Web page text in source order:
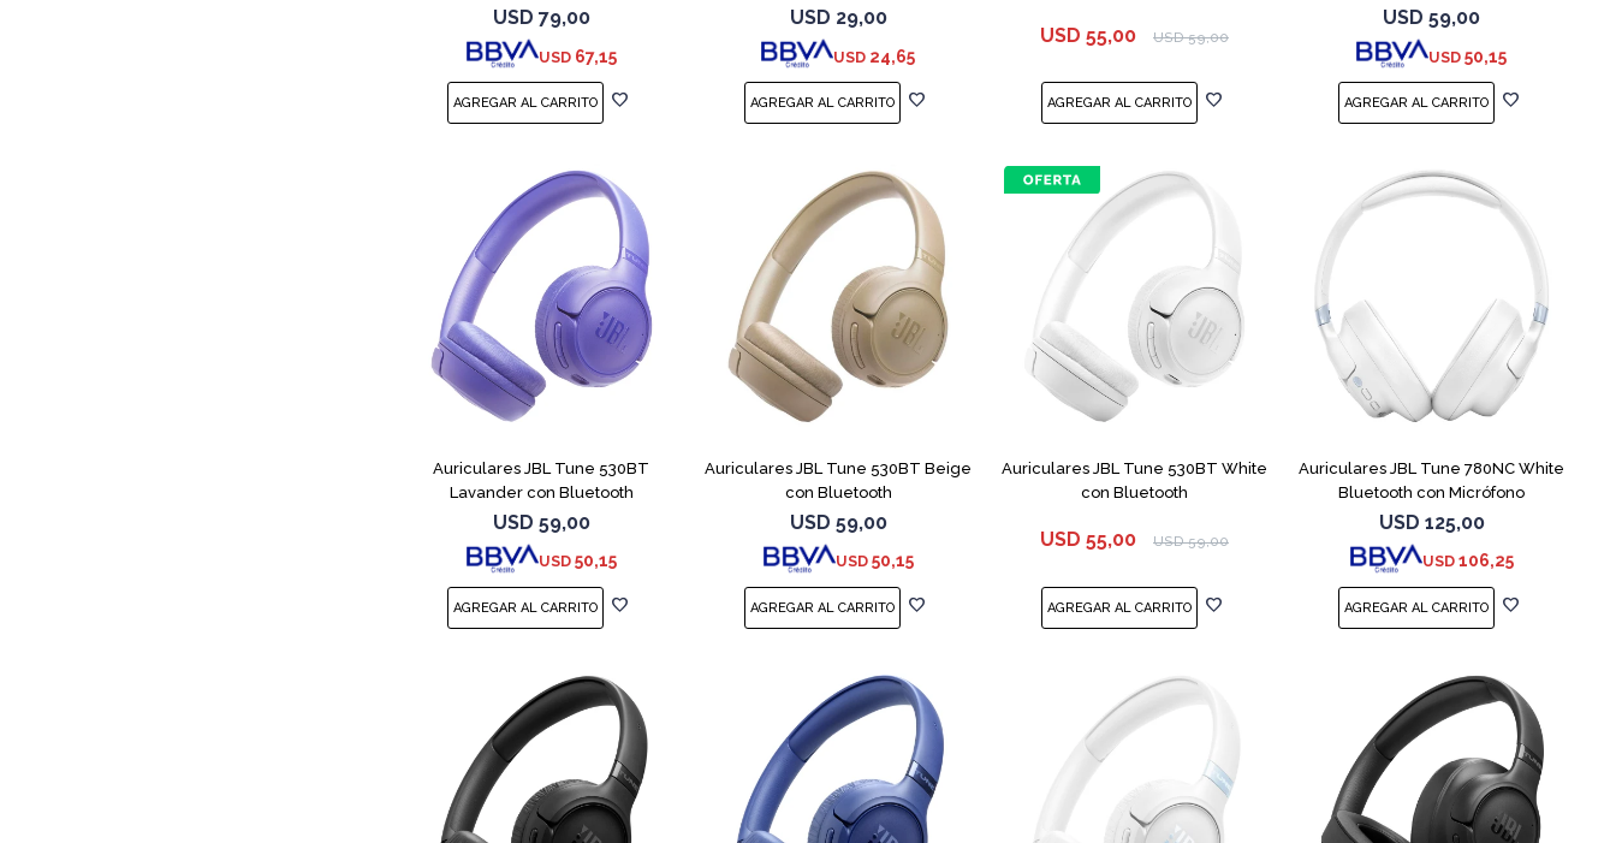
USD 79,00
USD 67,15
USD 29,00
USD 24,65
USD 55,00 USD 59,00
USD 59,00
USD 50,15
Auriculares JBL Tune 530BT
Lavander con Bluetooth
USD 59,00
USD 50,15
Auriculares JBL Tune 530BT Beige
con Bluetooth
USD 59,00
USD 50,15
Auriculares JBL Tune 530BT White
con Bluetooth
USD 55,00 USD 59,00
Auriculares JBL Tune 780NC White
Bluetooth con Micrófono
USD 125,00
USD 106,25